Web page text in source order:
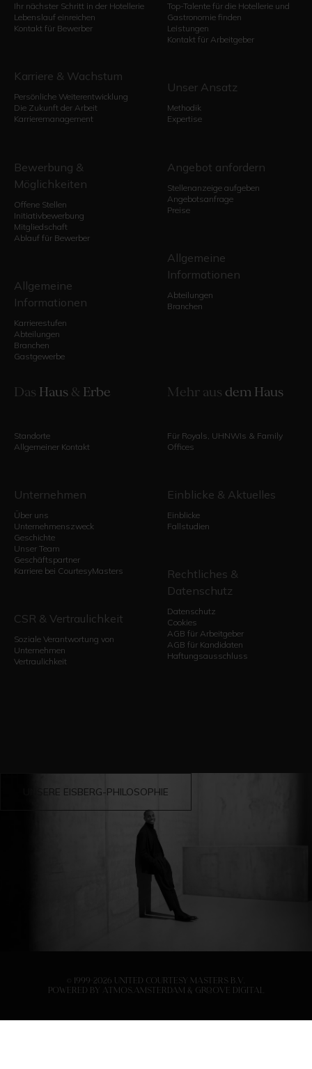
Ihr nächster Schritt in der Hotellerie
Lebenslauf einreichen
Kontakt für Bewerber
Karriere & Wachstum
Persönliche Weiterentwicklung
Die Zukunft der Arbeit
Karrieremanagement
Bewerbung &
Möglichkeiten
Offene Stellen
Initiativbewerbung
Mitgliedschaft
Ablauf für Bewerber
Allgemeine
Informationen
Karrierestufen
Abteilungen
Branchen
Gastgewerbe
Top-Talente für die Hotellerie und
Gastronomie finden
Leistungen
Kontakt für Arbeitgeber
Unser Ansatz
Methodik
Expertise
Angebot anfordern
Stellenanzeige aufgeben
Angebotsanfrage
Preise
Allgemeine
Informationen
Abteilungen
Branchen
Das Haus & Erbe
Standorte
Allgemeiner Kontakt
Unternehmen
Über uns
Unternehmenszweck
Geschichte
Unser Team
Geschäftspartner
Karriere bei CourtesyMasters
CSR & Vertraulichkeit
Soziale Verantwortung von
Unternehmen
Vertraulichkeit
Mehr aus dem Haus
Für Royals, UHNWIs & Family
Offices
Einblicke & Aktuelles
Einblicke
Fallstudien
Rechtliches &
Datenschutz
Datenschutz
Cookies
AGB für Arbeitgeber
AGB für Kandidaten
Haftungsausschluss
UNSERE EISBERG-PHILOSOPHIE
© 1999-2026 United Courtesy Masters B.V.
Powered by
Atmos.Amsterdam & Groove Digital